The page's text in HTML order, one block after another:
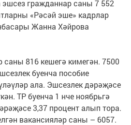
эшсез гражданнар саны 7 552
«Рәсәй эше» кадрлар
Жанна Хәйрова
саны 816 кешегә кимегән. 7500
буенча пособие
ала. Эшсезлек дәрәҗәсе
ТР буенча 1 нче ноябрьгә
3,37 процент алып тора.
вакансияләр саны – 6057.